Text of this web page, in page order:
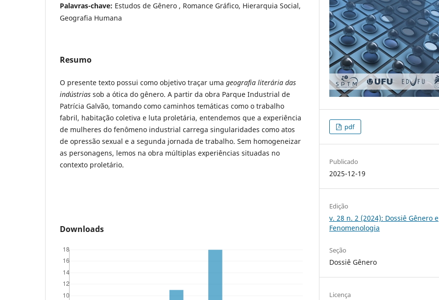
Palavras-chave: Estudos de Gênero , Romance Gráfico, Hierarquia Social,
Geografia Humana
Resumo
O presente texto possui como objetivo traçar uma geografia literária das
indústrias sob a ótica do gênero. A partir da obra Parque Industrial de
Patrícia Galvão, tomando como caminhos temáticas como o trabalho
fabril, habitação coletiva e luta proletária, entendemos que a experiência
de mulheres do fenômeno industrial carrega singularidades como atos
de opressão sexual e a segunda jornada de trabalho. Sem homogeneizar
as personagens, lemos na obra múltiplas experiências situadas no
contexto proletário.
Downloads
pdf
Publicado
2025-12-19
Edição
v. 28 n. 2 (2024): Dossiê Gênero e
Fenomenologia
Seção
Dossiê Gênero
Licença